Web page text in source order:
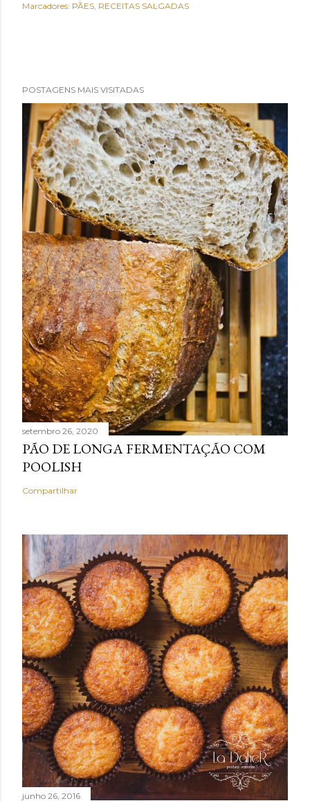
Marcadores: PÃES RECEITAS SALGADAS
POSTAGENS MAIS VISITADAS
setembro 26, 2020
PÃO DE LONGA FERMENTAÇÃO COM
POOLISH
Compartilhar
junho 26, 2016